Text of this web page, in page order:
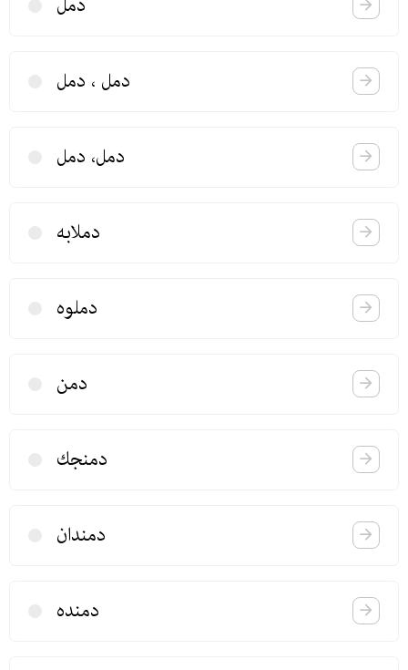
دمل ، دمل
دمل، دمل
دملابه
دملوه
دمن
دمنجك
دمندان
دمنده